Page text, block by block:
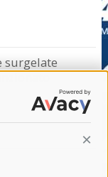
surgelate